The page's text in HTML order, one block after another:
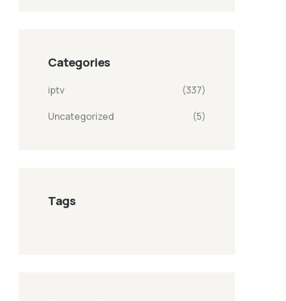
Categories
iptv (337)
Uncategorized (5)
Tags